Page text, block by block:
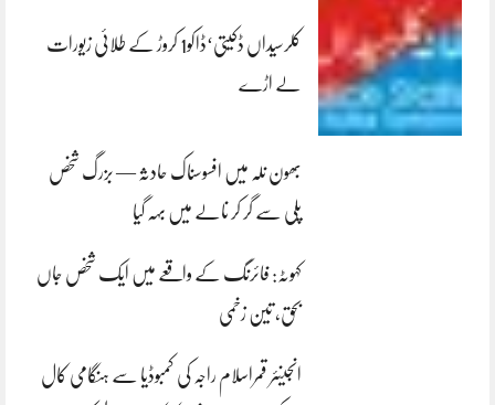
کلرسیداں ڈکیتی‘ڈاکو1 کروڑ کے طلائی زیورات
لے اڑے
بھون نلہ میں افسوسناک حادثہ — بزرگ شخص
پلی سے گر کر نالے میں بہہ گیا
کہوٹہ: فائرنگ کے واقعے میں ایک شخص جاں
بحق، تین زخمی
انجینئر قمراسلام راجہ کی کمبوڈیا سے ہنگامی کال